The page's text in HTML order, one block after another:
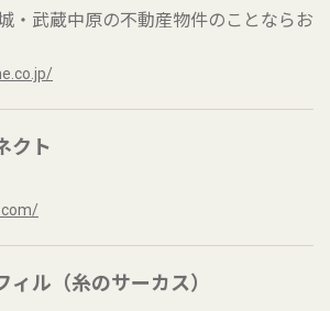
・武蔵中原の不動産物件のことならお
クト
ィル（糸のサーカス）